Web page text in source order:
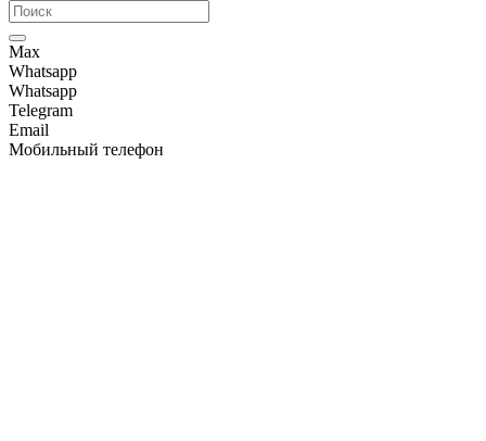
Max
Whatsapp
Whatsapp
Telegram
Email
Мобильный телефон